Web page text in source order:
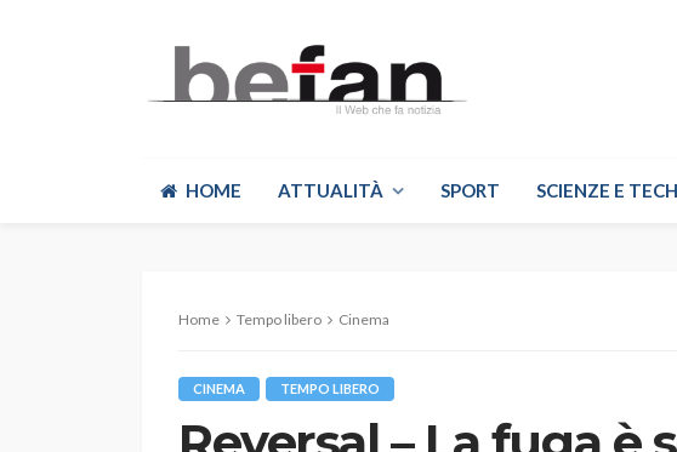
HOME ATTUALITÀ SPORT SCIENZE E TECH
Home Tempo libero Cinema
CINEMA TEMPO LIBERO